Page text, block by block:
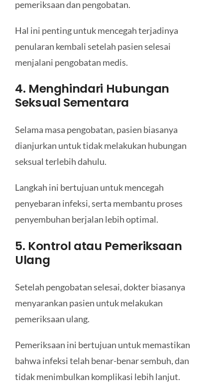
pemeriksaan dan pengobatan.
Hal ini penting untuk mencegah terjadinya
penularan kembali setelah pasien selesai
menjalani pengobatan medis.
4. Menghindari Hubungan
Seksual Sementara
Selama masa pengobatan, pasien biasanya
dianjurkan untuk tidak melakukan hubungan
seksual terlebih dahulu.
Langkah ini bertujuan untuk mencegah
penyebaran infeksi, serta membantu proses
penyembuhan berjalan lebih optimal.
5. Kontrol atau Pemeriksaan
Ulang
Setelah pengobatan selesai, dokter biasanya
menyarankan pasien untuk melakukan
pemeriksaan ulang.
Pemeriksaan ini bertujuan untuk memastikan
bahwa infeksi telah benar-benar sembuh, dan
tidak menimbulkan komplikasi lebih lanjut.